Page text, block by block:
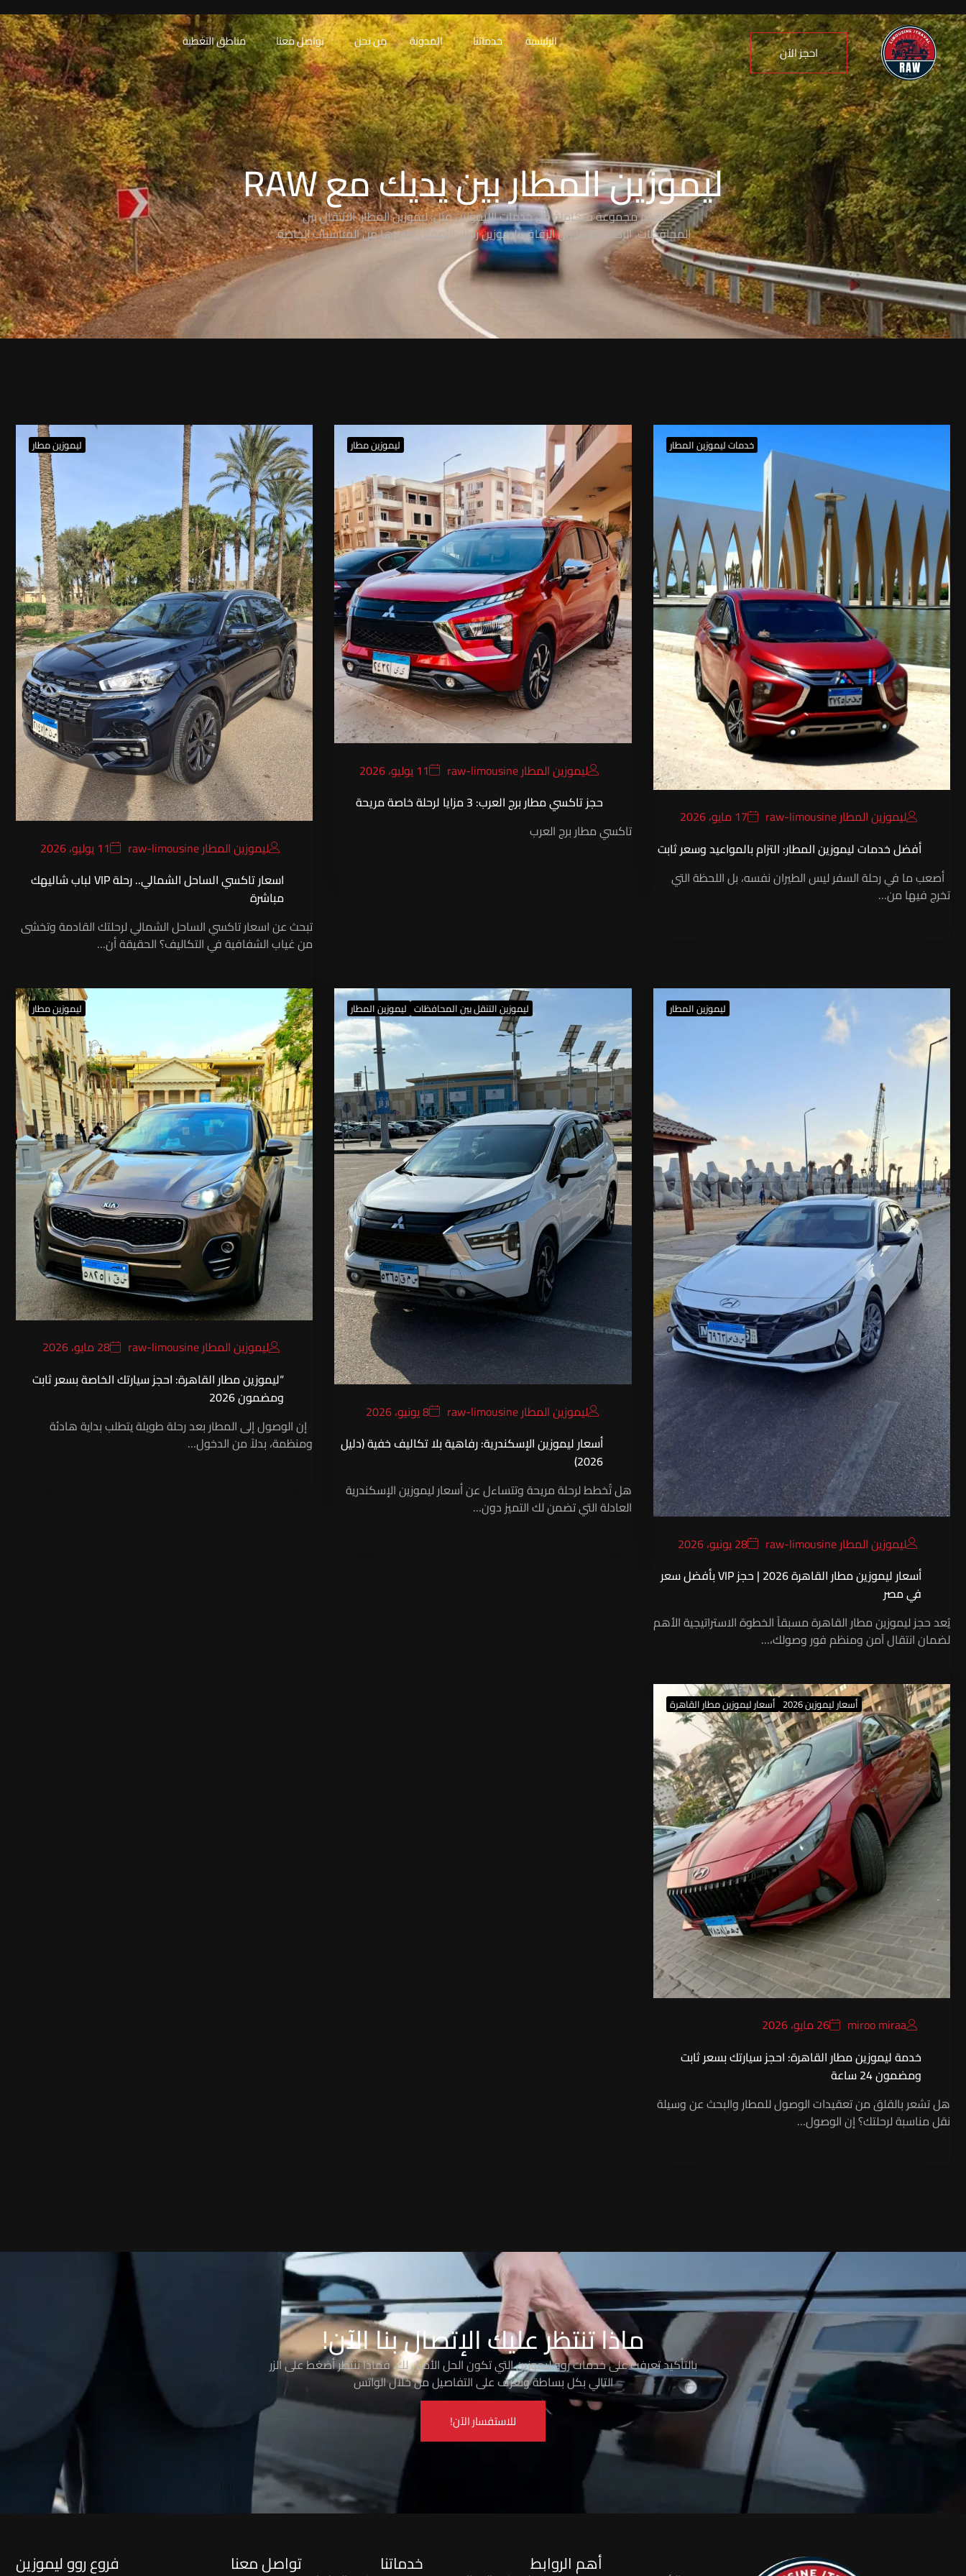
احجز الآن
الرئيسية خدماتنا المدونة من نحن تواصل معنا مناطق التغطية
ليموزين المطار بين يديك مع RAW
نقدم مجموعة متكاملة من خدمات الليموزين مثل: ليموزين المطار، الانتقال بين
المحافظات، الرحلات، ليموزين الزفاف، ليموزين رجال الأعمال، وغيرها من المناسبات الخاصة.
خدمات ليموزين المطار
ليموزين المطار raw-limousine
17 مايو، 2026
أفضل خدمات ليموزين المطار: التزام بالمواعيد وسعر ثابت
أصعب ما في رحلة السفر ليس الطيران نفسه، بل اللحظة التي
تخرج فيها من…
ليموزين مطار
ليموزين المطار raw-limousine
11 يوليو، 2026
حجز تاكسي مطار برج العرب: 3 مزايا لرحلة خاصة مريحة
تاكسي مطار برج العرب
ليموزين مطار
ليموزين المطار raw-limousine
11 يوليو، 2026
اسعار تاكسي الساحل الشمالي.. رحلة VIP لباب شاليهك
مباشرة
تبحث عن اسعار تاكسي الساحل الشمالي لرحلتك القادمة وتخشى
من غياب الشفافية في التكاليف؟ الحقيقة أن…
ليموزين المطار
ليموزين المطار raw-limousine
28 يونيو، 2026
أسعار ليموزين مطار القاهرة 2026 | حجز VIP بأفضل سعر
في مصر
يُعد حجز ليموزين مطار القاهرة مسبقاً الخطوة الاستراتيجية الأهم
لضمان انتقال آمن ومنظم فور وصولك،…
ليموزين التنقل بين المحافظات ليموزين المطار
ليموزين المطار raw-limousine
8 يونيو، 2026
أسعار ليموزين الإسكندرية: رفاهية بلا تكاليف خفية (دليل
2026)
هل تُخطط لرحلة مريحة وتتساءل عن أسعار ليموزين الإسكندرية
العادلة التي تضمن لك التميز دون…
ليموزين مطار
ليموزين المطار raw-limousine
28 مايو، 2026
“ليموزين مطار القاهرة: احجز سيارتك الخاصة بسعر ثابت
ومضمون 2026
إن الوصول إلى المطار بعد رحلة طويلة يتطلب بداية هادئة
ومنظمة، بدلاً من الدخول…
أسعار ليموزين 2026 أسعار ليموزين مطار القاهرة
miroo miraa
26 مايو، 2026
خدمة ليموزين مطار القاهرة: احجز سيارتك بسعر ثابت
ومضمون 24 ساعة
هل تشعر بالقلق من تعقيدات الوصول للمطار والبحث عن وسيلة
نقل مناسبة لرحلتك؟ إن الوصول…
ماذا تنتظر عليك الإتصال بنا الآن!
بالتأكيد تعرفت على خدمات روو ليموزين التي تكون الحل الأمثل لك، فماذا تنتظر أضغط على الزر
التالي بكل بساطة وتعرف على التفاصيل من خلال الواتس
للاستفسار الآن!
أهم الروابط خدماتنا تواصل معنا فروع روو ليموزين